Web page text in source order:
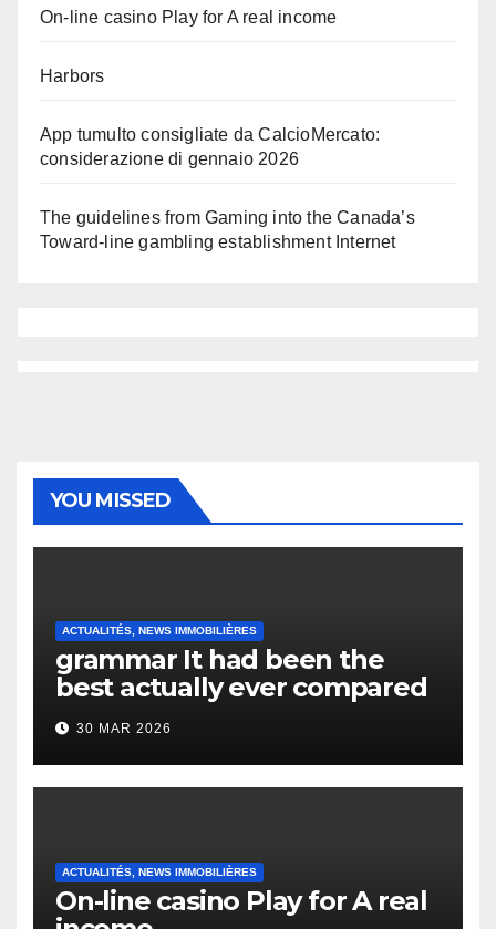
On-line casino Play for A real income
Harbors
App tumulto consigliate da CalcioMercato:
considerazione di gennaio 2026
The guidelines from Gaming into the Canada’s
Toward-line gambling establishment Internet
YOU MISSED
ACTUALITÉS, NEWS IMMOBILIÈRES
grammar It had been the
best actually ever compared
to it’s the top actually?
English Vocabulary Learners
Heap Change
30 MAR 2026
ACTUALITÉS, NEWS IMMOBILIÈRES
On-line casino Play for A real